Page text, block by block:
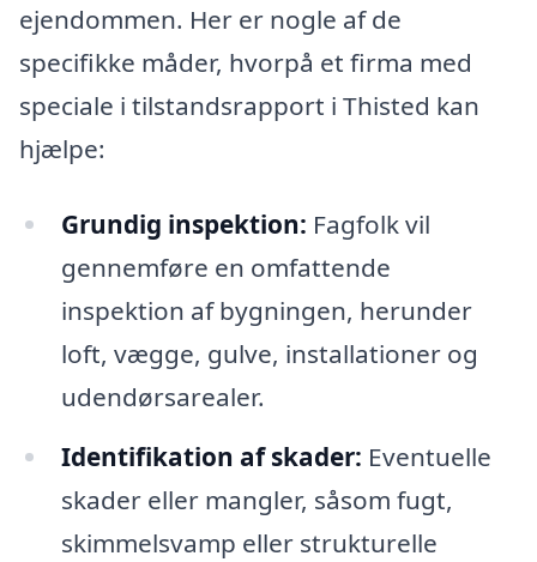
ejendommen. Her er nogle af de
specifikke måder, hvorpå et firma med
speciale i tilstandsrapport i Thisted kan
hjælpe:
Grundig inspektion: Fagfolk vil
gennemføre en omfattende
inspektion af bygningen, herunder
loft, vægge, gulve, installationer og
udendørsarealer.
Identifikation af skader: Eventuelle
skader eller mangler, såsom fugt,
skimmelsvamp eller strukturelle